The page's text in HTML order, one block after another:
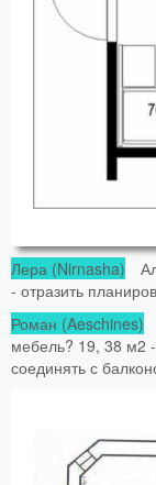
Лера (Nirnasha)
- отразить
Роман (Aeschines)
мебель? 19, 38 м2 -
соединять с